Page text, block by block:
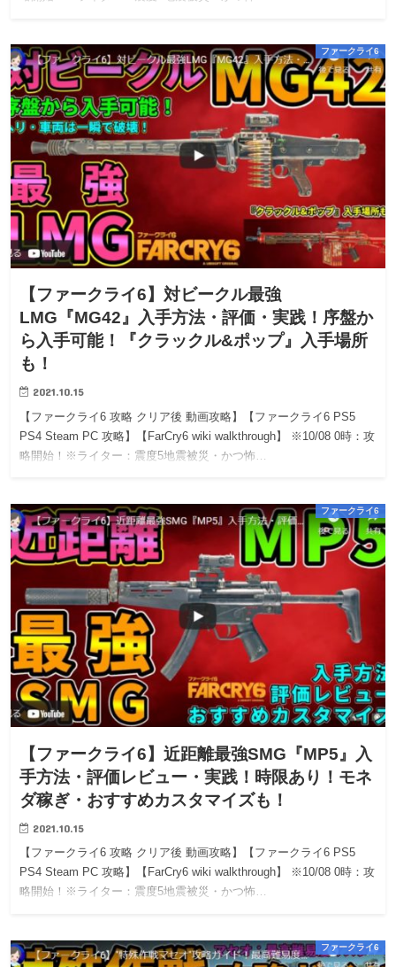
ファークライ6
【ファークライ6】対ビークル最強
LMG『MG42』入手方法・評価・実践！序盤か
ら入手可能！『クラックル&ポップ』入手場所
も！
2021.10.15
【ファークライ6 攻略 クリア後 動画攻略】【ファークライ6 PS5
PS4 Steam PC 攻略】【FarCry6 wiki walkthrough】 ※10/08 0時：攻
略開始！※ライター：震度5地震被災・かつ怖…
ファークライ6
【ファークライ6】近距離最強SMG『MP5』入
手方法・評価レビュー・実践！時限あり！モネ
ダ稼ぎ・おすすめカスタマイズも！
2021.10.15
【ファークライ6 攻略 クリア後 動画攻略】【ファークライ6 PS5
PS4 Steam PC 攻略】【FarCry6 wiki walkthrough】 ※10/08 0時：攻
略開始！※ライター：震度5地震被災・かつ怖…
ファークライ6